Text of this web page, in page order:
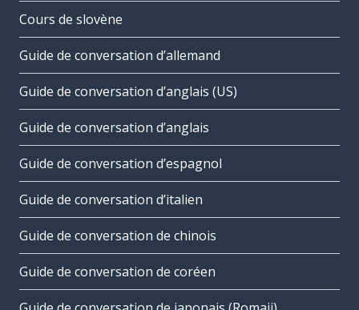
Cours de slovène
Guide de conversation d’allemand
Guide de conversation d’anglais (US)
Guide de conversation d’anglais
Guide de conversation d’espagnol
Guide de conversation d’italien
Guide de conversation de chinois
Guide de conversation de coréen